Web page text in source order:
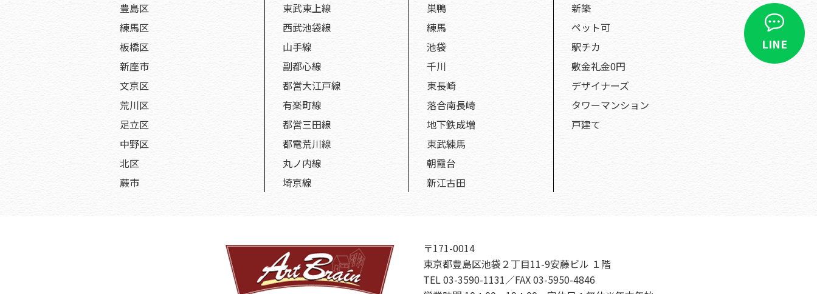
LINE
豊島区
練馬区
板橋区
新座市
文京区
荒川区
足立区
中野区
北区
蕨市
東武東上線
西武池袋線
山手線
副都心線
都営大江戸線
有楽町線
都営三田線
都電荒川線
丸ノ内線
埼京線
巣鴨
練馬
池袋
千川
東長崎
落合南長崎
地下鉄成増
東武練馬
朝霞台
新江古田
新築
ペット可
駅チカ
敷金礼金0円
デザイナーズ
タワーマンション
戸建て
〒171-0014
東京都豊島区池袋２丁目11-9安藤ビル １階
TEL 03-3590-1131／FAX 03-5950-4846